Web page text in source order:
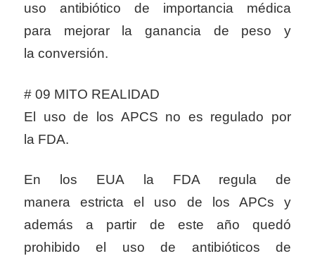
uso antibiótico de importancia médica
para mejorar la ganancia de peso y
la conversión.
# 09 MITO REALIDAD
El uso de los APCS no es regulado por
la FDA.
En los EUA la FDA regula de
manera estricta el uso de los APCs y
además a partir de este año quedó
prohibido el uso de antibióticos de